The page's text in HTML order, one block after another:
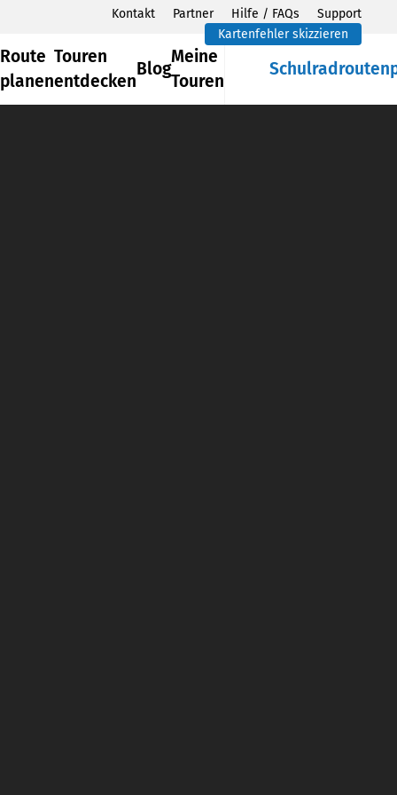
Kontakt Partner Hilfe / FAQs
Support
Kartenfehler skizzieren
Route
planen
Touren
entdecken
Blog
Meine
Touren